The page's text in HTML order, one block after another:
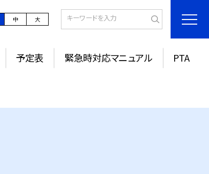
中 大
予定表 緊急時対応マニュアル PTA